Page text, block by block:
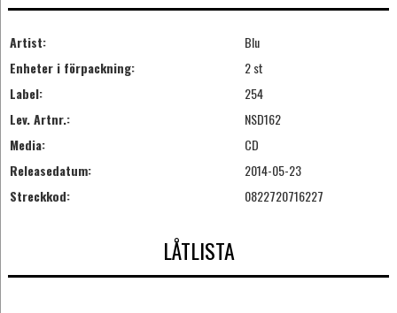
Artist:
Blu
Enheter i förpackning:
2 st
Label:
254
Lev. Artnr.:
NSD162
Media:
CD
Releasedatum:
2014-05-23
Streckkod:
0822720716227
LÅTLISTA